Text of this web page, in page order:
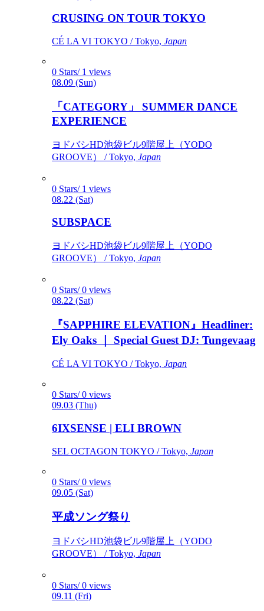
CRUSING ON TOUR TOKYO
CÉ LA VI TOKYO / Tokyo, Japan
0 Stars/ 1 views
08.09 (Sun)
「CATEGORY」 SUMMER DANCE
EXPERIENCE
ヨドバシHD池袋ビル9階屋上（YODO
GROOVE） / Tokyo, Japan
0 Stars/ 1 views
08.22 (Sat)
SUBSPACE
ヨドバシHD池袋ビル9階屋上（YODO
GROOVE） / Tokyo, Japan
0 Stars/ 0 views
08.22 (Sat)
『SAPPHIRE ELEVATION』Headliner:
Ely Oaks ｜ Special Guest DJ: Tungevaag
CÉ LA VI TOKYO / Tokyo, Japan
0 Stars/ 0 views
09.03 (Thu)
6IXSENSE | ELI BROWN
SEL OCTAGON TOKYO / Tokyo, Japan
0 Stars/ 0 views
09.05 (Sat)
平成ソング祭り
ヨドバシHD池袋ビル9階屋上（YODO
GROOVE） / Tokyo, Japan
0 Stars/ 0 views
09.11 (Fri)